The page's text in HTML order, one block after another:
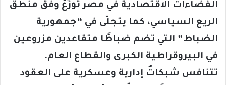
الفضاءات الاقتصادية في مصر تُوزَّعُ وفق منطق
الريع السياسي، كما يتجلّى في “جمهورية
الضباط” التي تضم ضباطًا متقاعدين مزروعين
في البيروقراطية الكبرى والقطاع العام.
تتنافس شبكاتٌ إدارية وعسكرية على العقود